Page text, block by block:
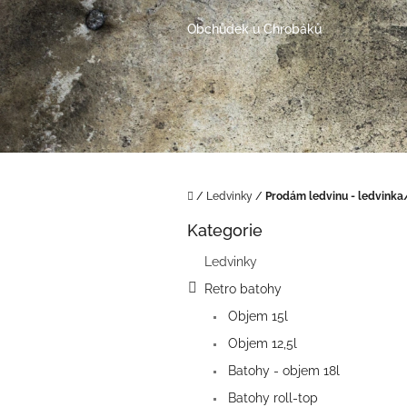
Přejít
na
obsah
Obchůdek u Chrobáků
Domů
/ Ledvinky / Prodám ledvinu -
Přeskočit
Kategorie
Ledvinky
Retro batohy
Objem 15l
Objem 12,5l
Batohy - objem 18l
Batohy roll-top